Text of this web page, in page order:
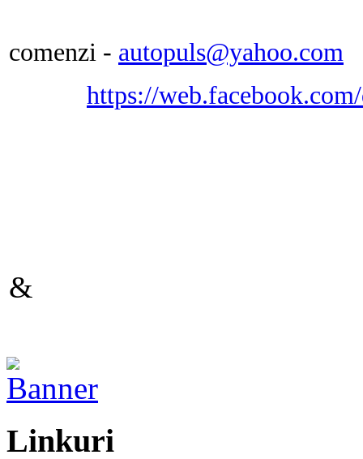
comenzi - autopuls@yahoo.com
https://
&
Linkuri